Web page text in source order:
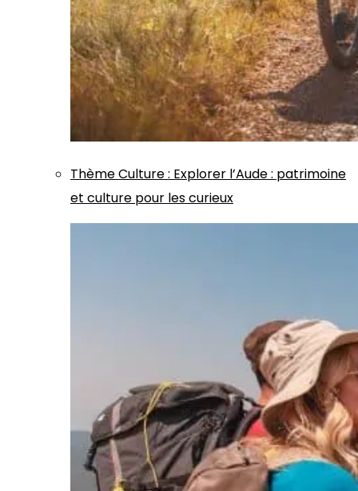
ThèmeCulture: Explorer l’Aude : patrimoine
et culture pour les curieux